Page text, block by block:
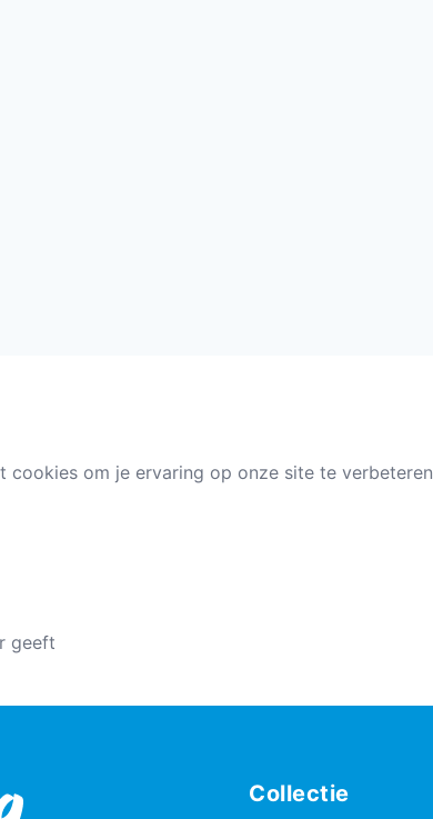
cookies om je ervaring op onze site te verbeteren
geeft
Collectie